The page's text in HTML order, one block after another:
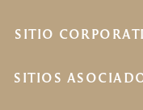
SITIO
SITIOS